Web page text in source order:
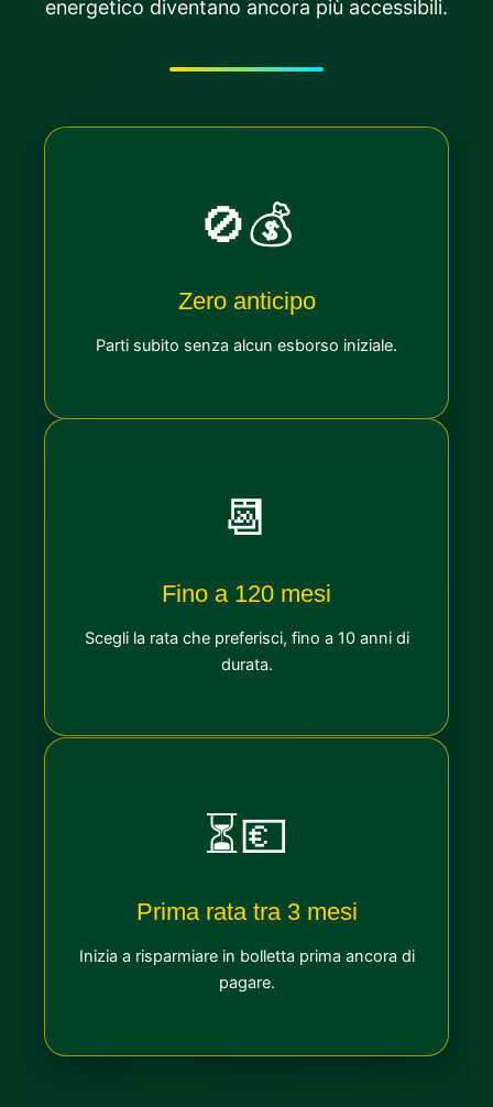
energetico diventano ancora più accessibili.
🚫💰
Zero anticipo
Parti subito senza alcun esborso iniziale.
📆
Fino a 120 mesi
Scegli la rata che preferisci, fino a 10 anni di
durata.
⏳💶
Prima rata tra 3 mesi
Inizia a risparmiare in bolletta prima ancora di
pagare.